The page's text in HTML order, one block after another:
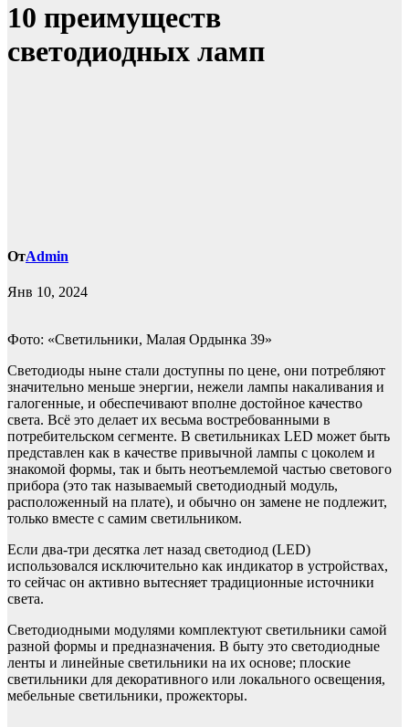
10 преимуществ
светодиодных ламп
ОтAdmin
Янв 10, 2024
Фото: «Светильники, Малая Ордынка 39»
Cветодиоды ныне стали доступны по цене, они потребляют
значительно меньше энергии, нежели лампы накаливания и
галогенные, и обеспечивают вполне достойное качество
света. Всё это делает их весьма востребованными в
потребительском сегменте. В светильниках LED может быть
представлен как в качестве привычной лампы с цоколем и
знакомой формы, так и быть неотъемлемой частью светового
прибора (это так называемый светодиодный модуль,
расположенный на плате), и обычно он замене не подлежит,
только вместе с самим светильником.
Если два-три десятка лет назад светодиод (LED)
использовался исключительно как индикатор в устройствах,
то сейчас он активно вытесняет традиционные источники
света.
Светодиодными модулями комплектуют светильники самой
разной формы и предназначения. В быту это светодиодные
ленты и линейные светильники на их основе; плоские
светильники для декоративного или локального освещения,
мебельные светильники, прожекторы.